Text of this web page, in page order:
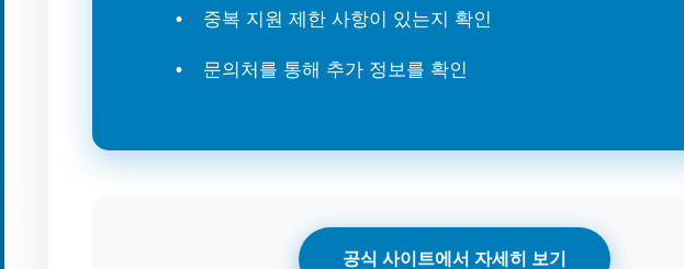
중복 지원 제한 사항이 있는지 확인
문의처를 통해 추가 정보를 확인
공식 사이트에서 자세히 보기